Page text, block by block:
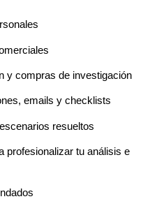
y compras de investigación
emails y checklists
resueltos
profesionalizar tu análisis e